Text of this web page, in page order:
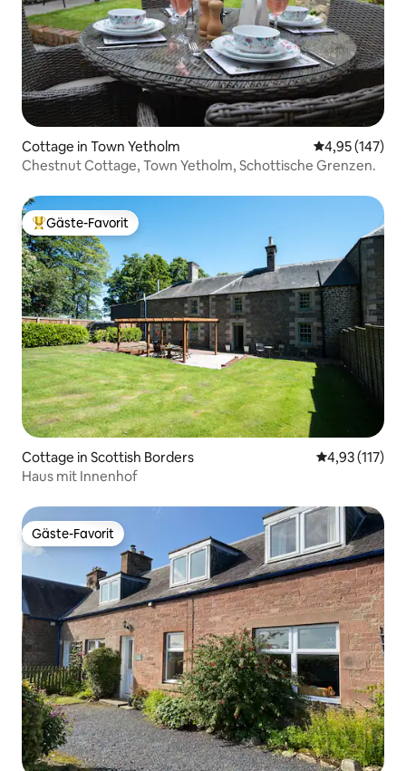
Cottage in Town Yetholm
4,95 (147)
Chestnut Cottage, Town Yetholm, Schottische Grenzen.
Beliebter Gäste-Favorit.
Gäste-Favorit
Cottage in Scottish Borders
4,93 (117)
Haus mit Innenhof
Gäste-Favorit
Gäste-Favorit